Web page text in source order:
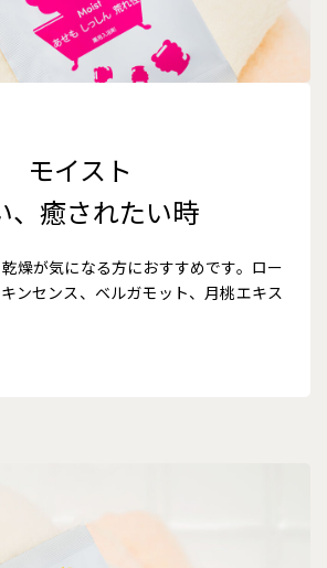
モイスト
、癒されたい時
燥が気になる方におすすめです。ロー
ンセンス、ベルガモット、月桃エキス